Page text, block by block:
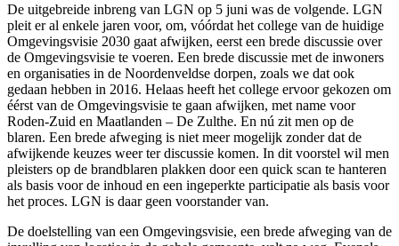
De uitgebreide inbreng van LGN op 5 juni was de volgende. LGN
pleit er al enkele jaren voor, om, vóórdat het college van de huidige
Omgevingsvisie 2030 gaat afwijken, eerst een brede discussie over
de Omgevingsvisie te voeren. Een brede discussie met de inwoners
en organisaties in de Noordenveldse dorpen, zoals we dat ook
gedaan hebben in 2016. Helaas heeft het college ervoor gekozen om
éérst van de Omgevingsvisie te gaan afwijken, met name voor
Roden-Zuid en Maatlanden – De Zulthe. En nú zit men op de
blaren. Een brede afweging is niet meer mogelijk zonder dat de
afwijkende keuzes weer ter discussie komen. In dit voorstel wil men
pleisters op de brandblaren plakken door een quick scan te hanteren
als basis voor de inhoud en een ingeperkte participatie als basis voor
het proces. LGN is daar geen voorstander van.
De doelstelling van een Omgevingsvisie, een brede afweging van de